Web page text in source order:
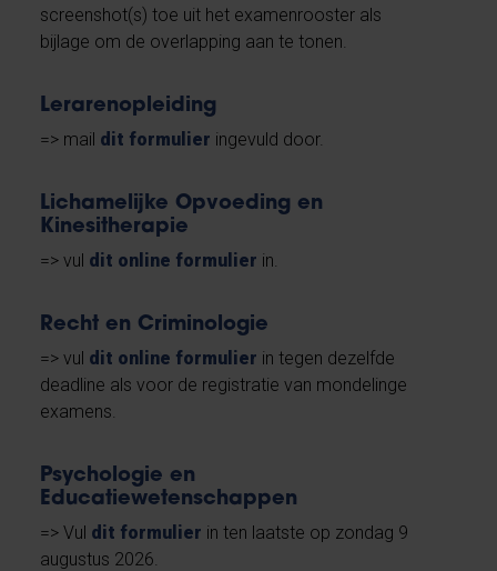
screenshot(s) toe uit het examenrooster als
bijlage om de overlapping aan te tonen.
Lerarenopleiding
=> mail dit formulier ingevuld door.
Lichamelijke Opvoeding en
Kinesitherapie
=> vul dit online formulier in.
Recht en Criminologie
=> vul dit online formulier in tegen dezelfde
deadline als voor de registratie van mondelinge
examens.
Psychologie en
Educatiewetenschappen
=> Vul dit formulier in ten laatste op zondag 9
augustus 2026.